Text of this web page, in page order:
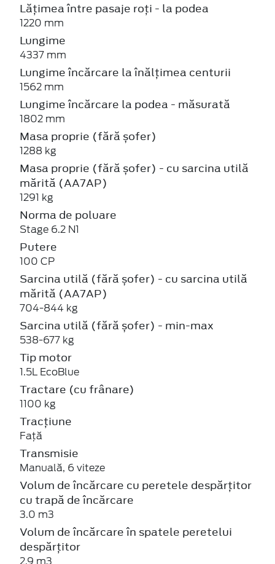
Lățimea între pasaje roți - la podea
1220 mm
Lungime
4337 mm
Lungime încărcare la înălțimea centurii
1562 mm
Lungime încărcare la podea - măsurată
1802 mm
Masa proprie (fără șofer)
1288 kg
Masa proprie (fără șofer) - cu sarcina utilă
mărită (AA7AP)
1291 kg
Norma de poluare
Stage 6.2 N1
Putere
100 CP
Sarcina utilă (fără șofer) - cu sarcina utilă
mărită (AA7AP)
704-844 kg
Sarcina utilă (fără șofer) - min-max
538-677 kg
Tip motor
1.5L EcoBlue
Tractare (cu frânare)
1100 kg
Tracțiune
Față
Transmisie
Manuală, 6 viteze
Volum de încărcare cu peretele despărțitor
cu trapă de încărcare
3.0 m3
Volum de încărcare în spatele peretelui
despărțitor
2.9 m3